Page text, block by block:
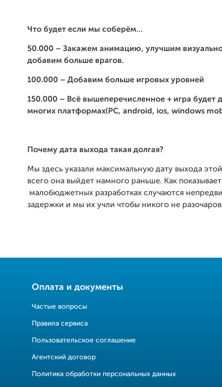
Что будет если мы соберём…
50.000 – Закажем анимацию, улучшим
добавим больше врагов.
100.000 – Добавим больше игровых уровней
150.000 – Всё вышеперечисленное + игра будет
многих платформах( PC, android, ios, windows
Почему дата выхода такая долгая?
Мы здесь указали максимальную дату выхода
всего она выйдет намного раньше. Как показывает
малобюджетных разработках случаются
задержки и мы их учли чтобы никого не
Оплата и документы
Частые вопросы
Правила сервиса
Пользовательское соглашение
Агентский договор
Политика обработки персональных данных